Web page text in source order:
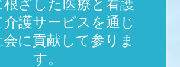
根ざした医療と看護
介護サービスを通じ
に貢献して参りま
す。